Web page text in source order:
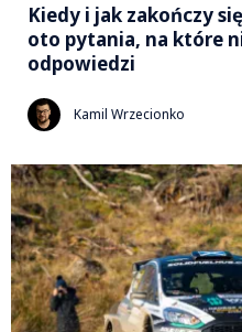
Kiedy i jak zakończy
oto pytania, na które
odpowiedzi
Kamil Wrzecionko